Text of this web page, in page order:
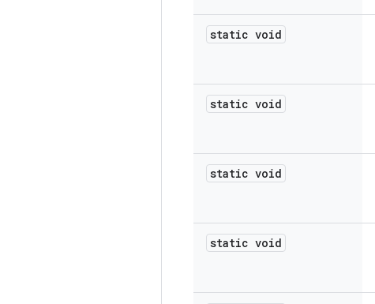
static void
static void
static void
static void